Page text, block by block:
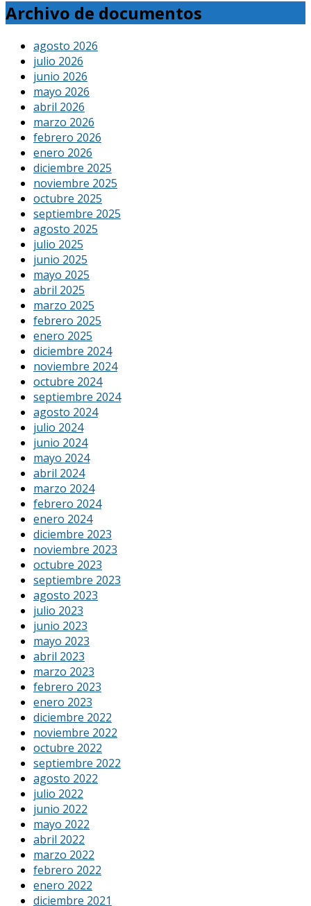
Archivo de documentos
agosto 2026
julio 2026
junio 2026
mayo 2026
abril 2026
marzo 2026
febrero 2026
enero 2026
diciembre 2025
noviembre 2025
octubre 2025
septiembre 2025
agosto 2025
julio 2025
junio 2025
mayo 2025
abril 2025
marzo 2025
febrero 2025
enero 2025
diciembre 2024
noviembre 2024
octubre 2024
septiembre 2024
agosto 2024
julio 2024
junio 2024
mayo 2024
abril 2024
marzo 2024
febrero 2024
enero 2024
diciembre 2023
noviembre 2023
octubre 2023
septiembre 2023
agosto 2023
julio 2023
junio 2023
mayo 2023
abril 2023
marzo 2023
febrero 2023
enero 2023
diciembre 2022
noviembre 2022
octubre 2022
septiembre 2022
agosto 2022
julio 2022
junio 2022
mayo 2022
abril 2022
marzo 2022
febrero 2022
enero 2022
diciembre 2021